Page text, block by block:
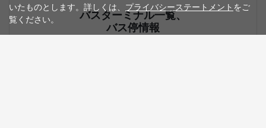
バスターミナル一覧、
バス停情報
いたものとします。詳しくは、 プライバシーステートメント をご
覧ください。